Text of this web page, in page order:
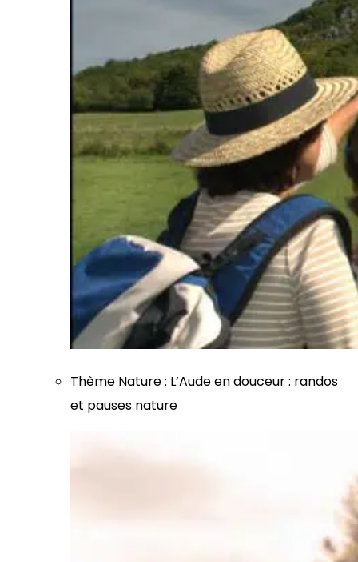
Thème Nature: L’Aude en douceur : randos
et pauses nature